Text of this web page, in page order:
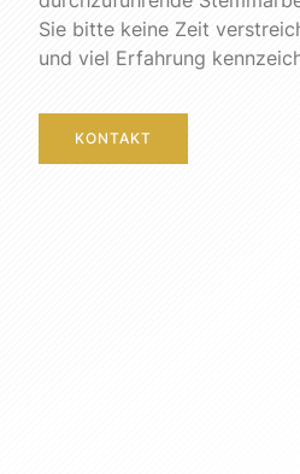
Sie bitte keine Zeit
und viel Erfahrung
KONTAKT